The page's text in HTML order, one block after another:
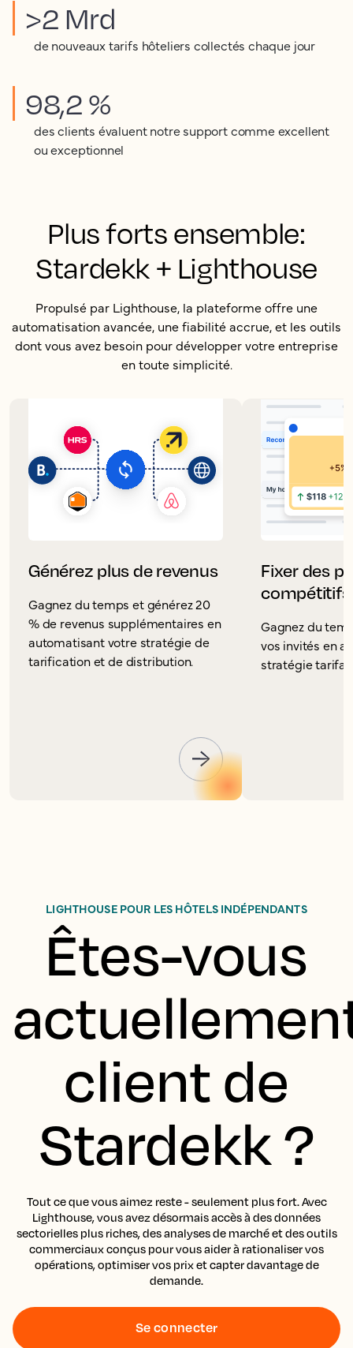
>2 Mrd
de nouveaux tarifs hôteliers collectés chaque jour
98,2 %
des clients évaluent notre support comme excellent
ou exceptionnel
Plus forts ensemble:
Stardekk + Lighthouse
Propulsé par Lighthouse, la plateforme offre une
automatisation avancée, une fiabilité accrue, et les outils
dont vous avez besoin pour développer votre entreprise
en toute simplicité.
Générez plus de revenus
Gagnez du temps et générez 20
% de revenus supplémentaires en
automatisant votre stratégie de
tarification et de distribution.
Fixer des
compétitifs
Gagnez du
vos invités en
stratégie
LIGHTHOUSE POUR LES HÔTELS INDÉPENDANTS
Êtes-vous
client de
Stardekk ?
Tout ce que vous aimez reste - seulement plus fort. Avec
Lighthouse, vous avez désormais accès à des données
sectorielles plus riches, des analyses de marché et des outils
commerciaux conçus pour vous aider à rationaliser vos
opérations, optimiser vos prix et capter davantage de
demande.
Se connecter